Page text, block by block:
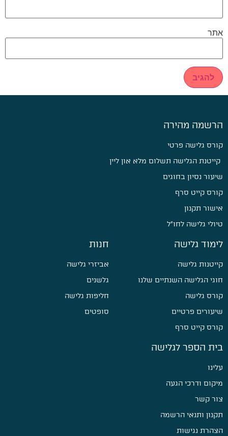
אתר
הרשמה מהירה
קורס גלישה פרטי
קייטנת הגלישה תשלום מלא און ליין
שיעור נסיון בחוגים
קורס קייט סרף
אישור תקנון
טיולי גלישה לחו״ל
לימוד גלישה
קייטנות גלישה
חוגי הגלישה השנתיים שלנו
קורס גלישה
שיעורים פרטיים
קורס קייט סרף
חנות
אביזרי גלישה
גלשנים
חליפות גלישה
סופטים
בית הספר לגלישה
עלינו
מיקום ודרכי הגעה
צור קשר
תקנון ותנאי הרשמה
הצהרת נגישות